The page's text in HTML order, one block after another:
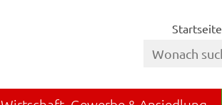
Startseite